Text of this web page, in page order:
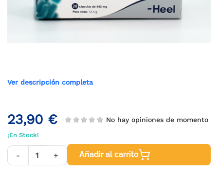
Ver descripción completa
23,90 € No hay opiniones de momento
¡En Stock!
- + Añadir al carrito